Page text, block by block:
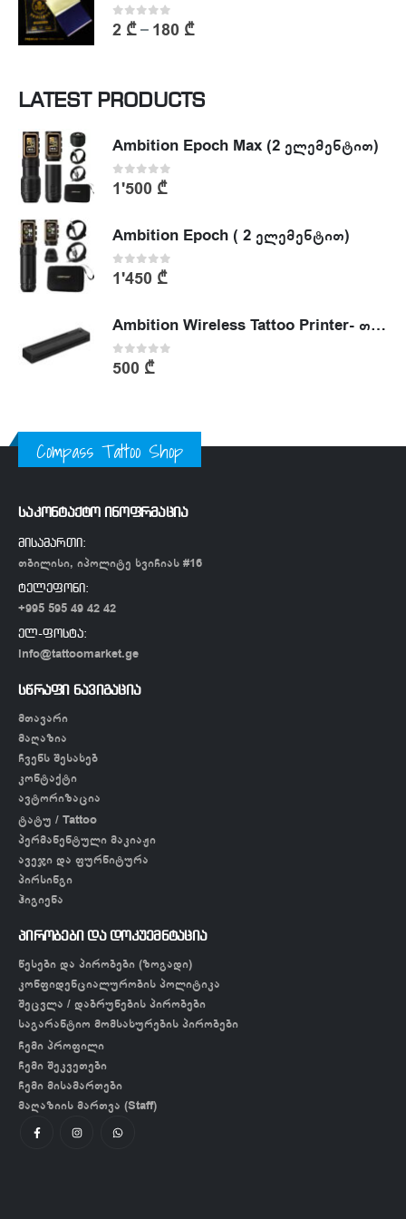
0out of 5
2 ₾– 180 ₾
LATEST PRODUCTS
Ambition Epoch Max (2 ელემენტით)
0out of 5
1'500 ₾
Ambition Epoch ( 2 ელემენტით)
0out of 5
1'450 ₾
Ambition Wireless Tattoo Printer- თერმული პრინტერი
0out of 5
500 ₾
Compass Tattoo Shop
საკონტაქტო ინოფრმაცია
მისამართი:
თბილისი, იპოლიტე ხვიჩიას #16
ტელეფონი:
+995 595 49 42 42
ელ-ფოსტა:
info@tattoomarket.ge
სწრაფი ნავიგაცია
მთავარი
მაღაზია
ჩვენს შესახებ
კონტაქტი
ავტორიზაცია
ტატუ / Tattoo
პერმანენტული მაკიაჟი
ავეჯი და ფურნიტურა
პირსინგი
ჰიგიენა
პირობები და დოკუემნტაცია
წესები და პირობები (ზოგადი)
კონფიდენციალურობის პოლიტიკა
შეცვლა / დაბრუნების პირობები
საგარანტიო მომსახურების პირობები
ჩემი პროფილი
ჩემი შეკვეთები
ჩემი მისამართები
მაღაზიის მართვა (Staff)